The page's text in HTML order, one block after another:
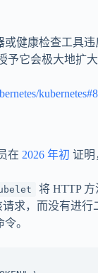
健康检查工具
予它会极大地扩
在 2026 年初 证
将 HTTP
请求，而没有进
。